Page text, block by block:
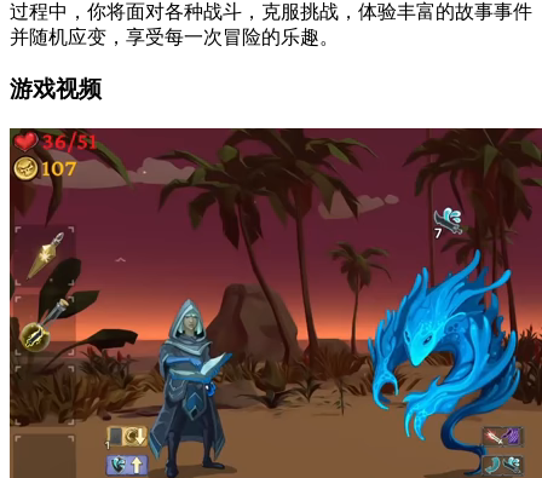
过程中，你将面对各种战斗，克服挑战，体验丰富的故事事件
并随机应变，享受每一次冒险的乐趣。
游戏视频